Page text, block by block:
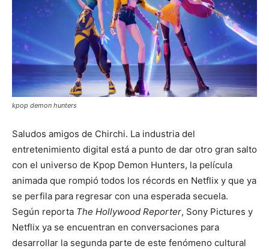
kpop demon hunters
Saludos amigos de Chirchi. La industria del
entretenimiento digital está a punto de dar otro gran salto
con el universo de Kpop Demon Hunters, la película
animada que rompió todos los récords en Netflix y que ya
se perfila para regresar con una esperada secuela.
Según reporta The Hollywood Reporter, Sony Pictures y
Netflix ya se encuentran en conversaciones para
desarrollar la segunda parte de este fenómeno cultural